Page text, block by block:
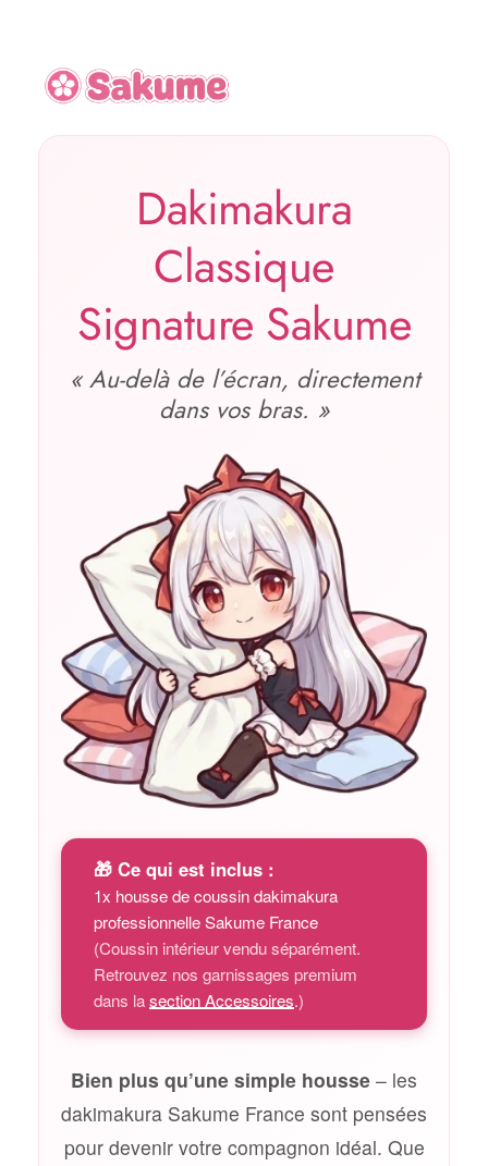
Dakimakura
Classique
Signature Sakume
« Au‑delà de l’écran, directement
dans vos bras. »
🎁 Ce qui est inclus :
1x housse de coussin dakimakura
professionnelle Sakume France
(Coussin intérieur vendu séparément.
Retrouvez nos garnissages premium
dans lasection Accessoires.)
Bien plus qu’une simple housse – les
dakimakura Sakume France sont pensées
pour devenir votre compagnon idéal. Que